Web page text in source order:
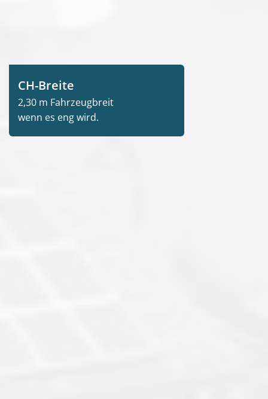
CH-Breite
2,30 m Fahrzeugbreit
wenn es eng wird.